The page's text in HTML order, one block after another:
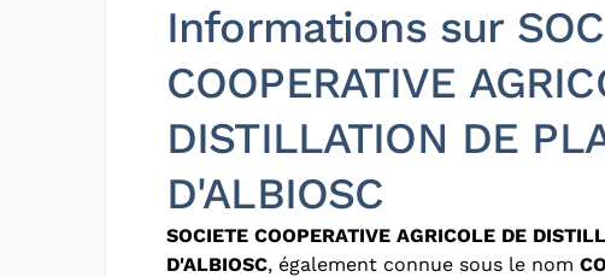
Informations sur
COOPERATIVE
DISTILLATION DE
D'ALBIOSC
SOCIETE COOPERATIVE AGRICOLE DE
D'ALBIOSC, également connue sous le nom